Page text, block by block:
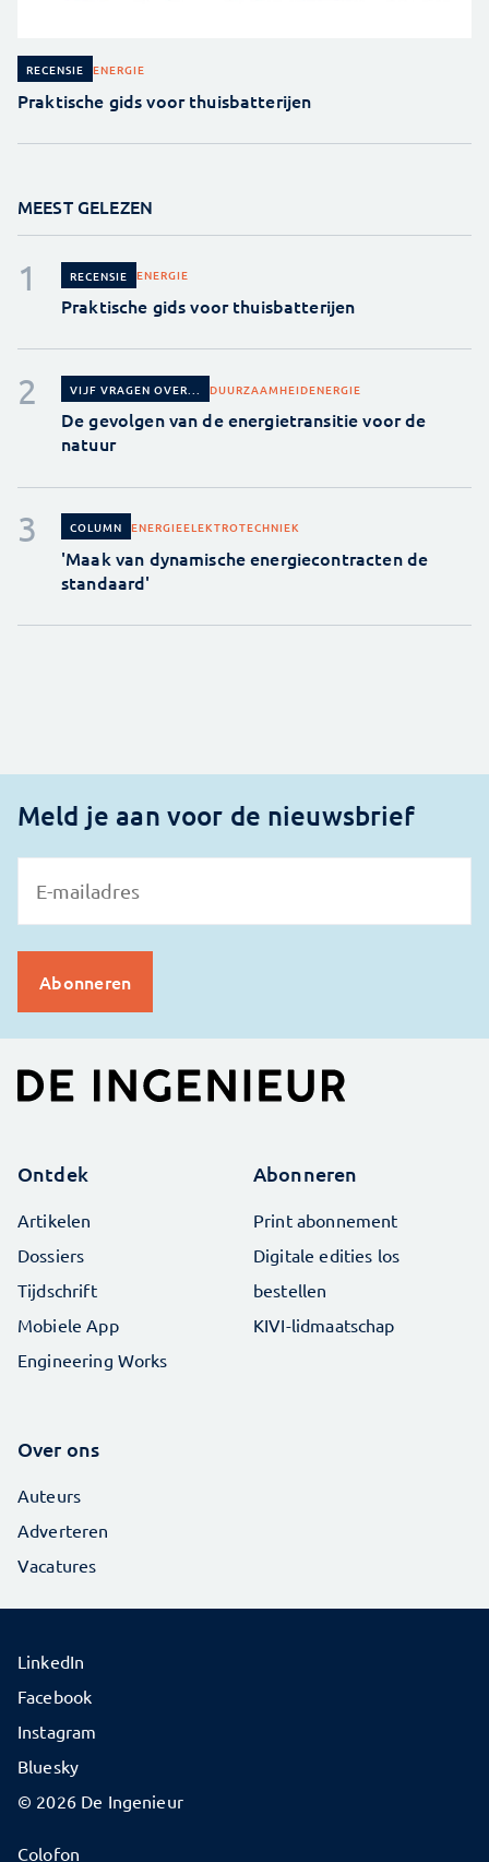
RECENSIE ENERGIE
Praktische gids voor thuisbatterijen
MEEST GELEZEN
RECENSIE ENERGIE
Praktische gids voor thuisbatterijen
VIJF VRAGEN OVER... DUURZAAMHEIDENERGIE
De gevolgen van de energietransitie voor de
natuur
COLUMN ENERGIEELEKTROTECHNIEK
'Maak van dynamische energiecontracten de
standaard'
Meld je aan voor de nieuwsbrief
Ontdek
Artikelen
Dossiers
Tijdschrift
Mobiele App
Engineering Works
Abonneren
Print abonnement
Digitale edities los
bestellen
KIVI-lidmaatschap
Over ons
Auteurs
Adverteren
Vacatures
© 2026 De Ingenieur
Colofon
LinkedIn
Facebook
Instagram
Bluesky